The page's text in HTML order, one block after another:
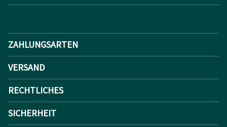
ZAHLUNGSARTEN
VERSAND
RECHTLICHES
SICHERHEIT